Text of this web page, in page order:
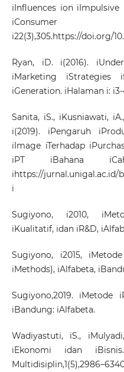
iInfluences ion
i22(3),305.https://doi.org/
Ryan, iD. i(2016).
iMarketing
iGeneration. iHalaman i:
Sanita, iS., iKusniawati,
i(2019). iPengaruh
iImage iTerhadap
iPT iBahana
ihttps://jurnal.unigal.ac.id/
i
Sugiyono, i2010,
iKualitatif, idan iR&D,
Sugiyono, i2015,
iMethods), iAlfabeta,
Sugiyono,2019. iMetode
iBandung: iAlfabeta.
Wadiyastuti, iS.,
iEkonomi idan